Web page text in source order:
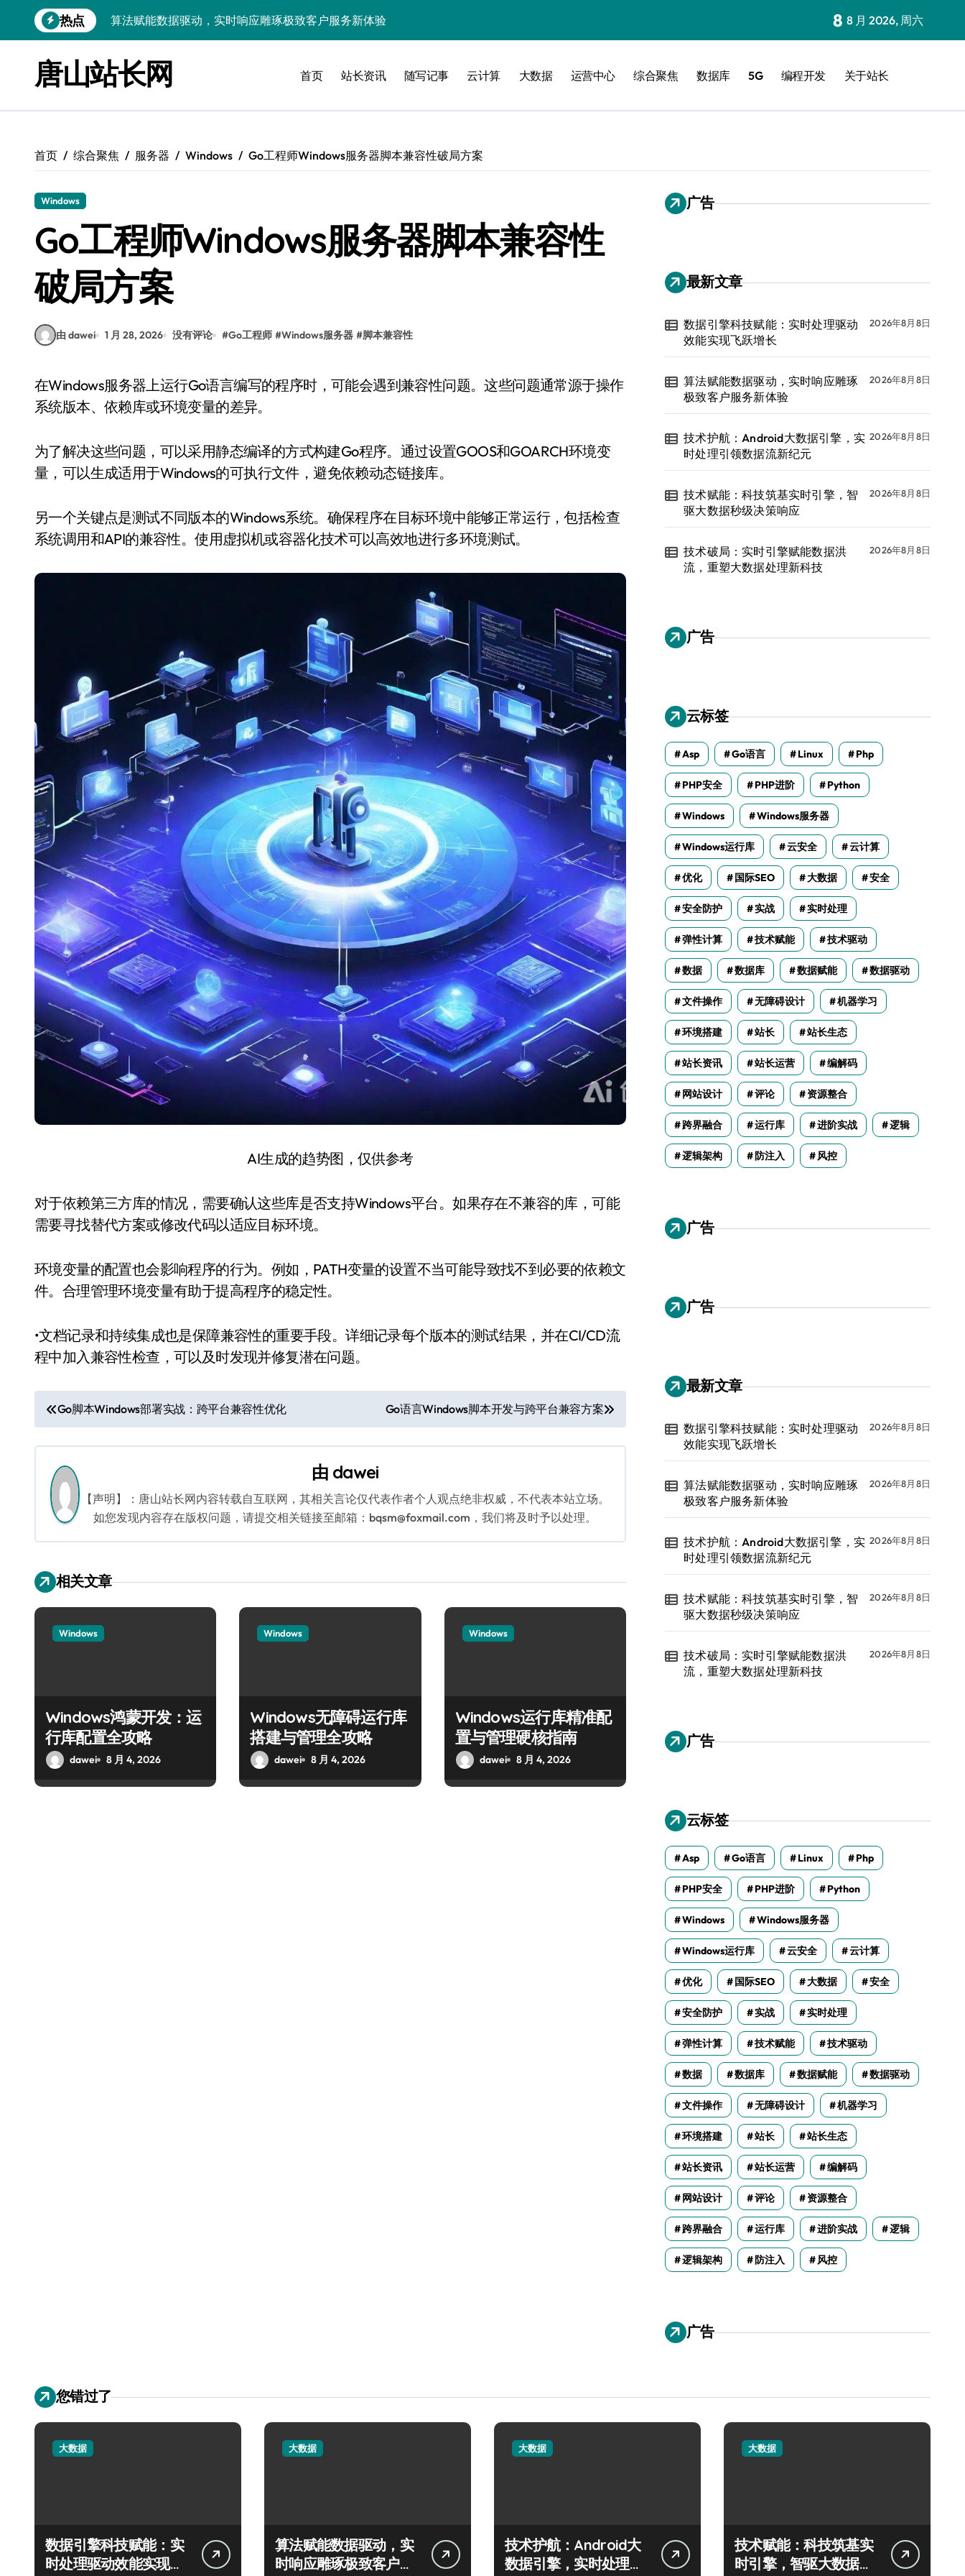
到
热点
技术护航：Android大数据引擎，实时处理引领数据流新纪元
技术破局：实时引擎赋能数据洪流，重塑大数据处理新科技
大数据架构下实时引擎优化：技术革新驱动数据处理效能跃升
大数据赋能运维：实时处理提效，精准调控信息流
Go语言赋能大数据：实时引擎构建与科技驱动的性能优化术
数据引擎科技赋能：实时处理驱动效能实现飞跃增长
8 8 月 2026, 周六
唐山站长网 首页 站长资讯 随写记事 云计算 大数据 运营中心 综合聚焦 数据库 5G 编程开发 关于站长
首页 综合聚焦 服务器 Windows Go工程师Windows服务器脚本兼容性破局方案
Windows
Go工程师Windows服务器脚本兼容性
破局方案
由 dawei 1 月 28, 2026 没有评论 #Go工程师 #Windows服务器 #脚本兼容性
在Windows服务器上运行Go语言编写的程序时，可能会遇到兼容性问题。这些问题通常源于操作
系统版本、依赖库或环境变量的差异。
为了解决这些问题，可以采用静态编译的方式构建Go程序。通过设置GOOS和GOARCH环境变
量，可以生成适用于Windows的可执行文件，避免依赖动态链接库。
另一个关键点是测试不同版本的Windows系统。确保程序在目标环境中能够正常运行，包括检查
系统调用和API的兼容性。使用虚拟机或容器化技术可以高效地进行多环境测试。
AI生成的趋势图，仅供参考
对于依赖第三方库的情况，需要确认这些库是否支持Windows平台。如果存在不兼容的库，可能
需要寻找替代方案或修改代码以适应目标环境。
环境变量的配置也会影响程序的行为。例如，PATH变量的设置不当可能导致找不到必要的依赖文
件。合理管理环境变量有助于提高程序的稳定性。
•文档记录和持续集成也是保障兼容性的重要手段。详细记录每个版本的测试结果，并在CI/CD流
程中加入兼容性检查，可以及时发现并修复潜在问题。
文
章
导
航
Go脚本Windows部署实战：跨平台兼容性优化 Go语言Windows脚本开发与跨平台兼容方案
由 dawei
【声明】：唐山站长网内容转载自互联网，其相关言论仅代表作者个人观点绝非权威，不代表本站立场。
如您发现内容存在版权问题，请提交相关链接至邮箱：bqsm@foxmail.com，我们将及时予以处理。
相关文章
Windows
Windows鸿蒙开发：运
行库配置全攻略
dawei 8 月 4, 2026
Windows
Windows无障碍运行库
搭建与管理全攻略
dawei 8 月 4, 2026
Windows
Windows运行库精准配
置与管理硬核指南
dawei 8 月 4, 2026
广告
最新文章
数据引擎科技赋能：实时处理驱动
效能实现飞跃增长
2026年8月8日
算法赋能数据驱动，实时响应雕琢
极致客户服务新体验
2026年8月8日
技术护航：Android大数据引擎，实
时处理引领数据流新纪元
2026年8月8日
技术赋能：科技筑基实时引擎，智
驱大数据秒级决策响应
2026年8月8日
技术破局：实时引擎赋能数据洪
流，重塑大数据处理新科技
2026年8月8日
广告
云标签
Asp Go语言 Linux Php
PHP安全 PHP进阶 Python
Windows Windows服务器
Windows运行库 云安全 云计算
优化 国际SEO 大数据 安全
安全防护 实战 实时处理
弹性计算 技术赋能 技术驱动
数据 数据库 数据赋能 数据驱动
文件操作 无障碍设计 机器学习
环境搭建 站长 站长生态
站长资讯 站长运营 编解码
网站设计 评论 资源整合
跨界融合 运行库 进阶实战 逻辑
逻辑架构 防注入 风控
广告
广告
最新文章
数据引擎科技赋能：实时处理驱动
效能实现飞跃增长
2026年8月8日
算法赋能数据驱动，实时响应雕琢
极致客户服务新体验
2026年8月8日
技术护航：Android大数据引擎，实
时处理引领数据流新纪元
2026年8月8日
技术赋能：科技筑基实时引擎，智
驱大数据秒级决策响应
2026年8月8日
技术破局：实时引擎赋能数据洪
流，重塑大数据处理新科技
2026年8月8日
广告
云标签
Asp Go语言 Linux Php
PHP安全 PHP进阶 Python
Windows Windows服务器
Windows运行库 云安全 云计算
优化 国际SEO 大数据 安全
安全防护 实战 实时处理
弹性计算 技术赋能 技术驱动
数据 数据库 数据赋能 数据驱动
文件操作 无障碍设计 机器学习
环境搭建 站长 站长生态
站长资讯 站长运营 编解码
网站设计 评论 资源整合
跨界融合 运行库 进阶实战 逻辑
逻辑架构 防注入 风控
广告
您错过了
大数据
数据引擎科技赋能：实
时处理驱动效能实现飞
大数据
算法赋能数据驱动，实
时响应雕琢极致客户服
大数据
技术护航：Android大
数据引擎，实时处理引
大数据
技术赋能：科技筑基实
时引擎，智驱大数据秒